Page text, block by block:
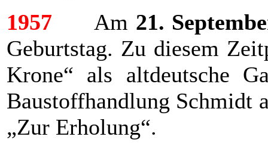
1957 Am 21.
Geburtstag. Zu diesem
Krone“ als altdeutsche
Baustoffhandlung Schmidt
„Zur Erholung“.